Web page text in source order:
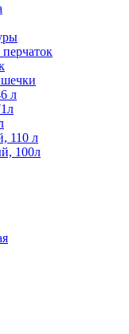
л
110 л
100л